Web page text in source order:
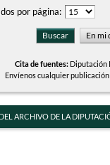
por página:
Cita de fuentes:Diputación
Envíenos cualquier
ARCHIVO DE LA